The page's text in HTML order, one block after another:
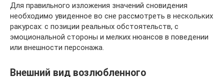
Для правильного изложения значений сновидения
необходимо увиденное во сне рассмотреть в нескольких
ракурсах: с позиции реальных обстоятельств, с
эмоциональной стороны и мелких нюансов в поведении
или внешности персонажа.
Внешний вид возлюбленного